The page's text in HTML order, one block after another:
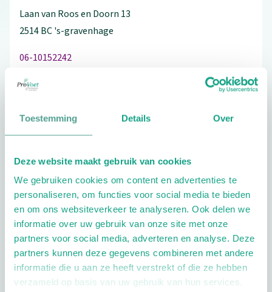
Toestemming Details Over
Deze website maakt gebruik van cookies
We gebruiken cookies om content en advertenties te
personaliseren, om functies voor social media te bieden
en om ons websiteverkeer te analyseren. Ook delen we
informatie over uw gebruik van onze site met onze
partners voor social media, adverteren en analyse. Deze
partners kunnen deze gegevens combineren met andere
informatie die u aan ze heeft verstrekt of die ze hebben
verzameld op basis van uw gebruik van hun services.
Laan van Roos en Doorn 13
2514 BC's-gravenhage
06-10152242
Schrijf ook een review
Extra opties